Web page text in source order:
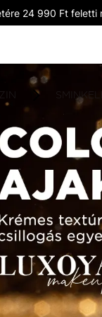
24 990 Ft feletti